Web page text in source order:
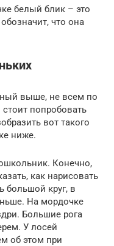
белый блик – это
что она
выше, не всем по
попробовать
вот такого
ниже.
Конечно,
как нарисовать
большой круг, в
На мордочке
Большие рога
У лосей
об этом при